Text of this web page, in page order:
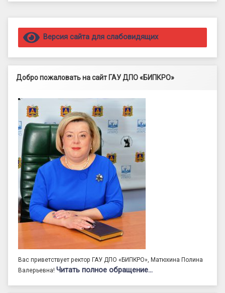
Правый сайдбар
Версия сайта для слабовидящих
Добро пожаловать на сайт ГАУ ДПО «БИПКРО»
Вас приветствует ректор ГАУ ДПО «БИПКРО», Матюхина Полина
Валерьевна! Читать полное обращение…